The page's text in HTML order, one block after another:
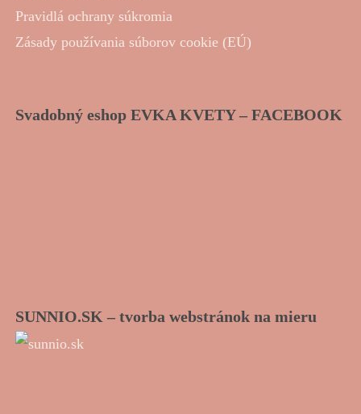
Pravidlá ochrany súkromia
Zásady používania súborov cookie (EÚ)
Svadobný eshop EVKA KVETY – FACEBOOK
SUNNIO.SK – tvorba webstránok na mieru